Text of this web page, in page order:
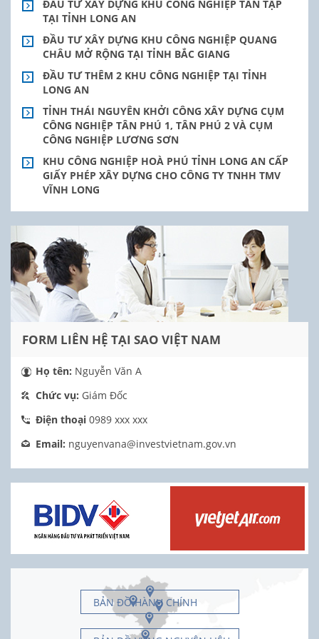
ĐẦU TƯ XÂY DỰNG KHU CÔNG NGHIỆP TÂN TẬP
TẠI TỈNH LONG AN
ĐẦU TƯ XÂY DỰNG KHU CÔNG NGHIỆP QUANG
CHÂU MỞ RỘNG TẠI TỈNH BẮC GIANG
ĐẦU TƯ THÊM 2 KHU CÔNG NGHIỆP TẠI TỈNH
LONG AN
TỈNH THÁI NGUYÊN KHỞI CÔNG XÂY DỰNG CỤM
CÔNG NGHIỆP TÂN PHÚ 1, TÂN PHÚ 2 VÀ CỤM
CÔNG NGHIỆP LƯƠNG SƠN
KHU CÔNG NGHIỆP HOÀ PHÚ TỈNH LONG AN CẤP
GIẤY PHÉP XÂY DỰNG CHO CÔNG TY TNHH TMV
VĨNH LONG
FORM LIÊN HỆ TẠI SAO VIỆT NAM
Họ tên: Nguyễn Văn A
Chức vụ: Giám Đốc
Điện thoại 0989 xxx xxx
Email: nguyenvana@investvietnam.gov.vn
BẢN ĐỒ HÀNH CHÍNH